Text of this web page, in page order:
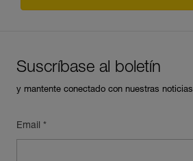
Suscríbase al boletín
y mantente conectado con nuestras noticias
Email *